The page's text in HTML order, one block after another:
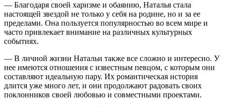
— Благодаря своей харизме и обаянию, Наталья стала
настоящей звездой не только у себя на родине, но и за ее
пределами. Она пользуется популярностью во всем мире и
часто привлекает внимание на различных культурных
событиях.
— В личной жизни Натальи также все сложно и интересно. У
нее имеются отношения с известным певцом, с которым они
составляют идеальную пару. Их романтическая история
длится уже много лет, и они продолжают радовать своих
поклонников своей любовью и совместными проектами.